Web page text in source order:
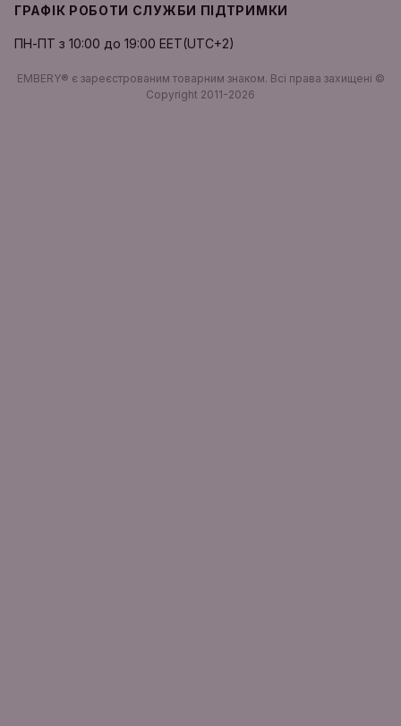
ГРАФІК РОБОТИ СЛУЖБИ ПІДТРИМКИ
ПН-ПТ з 10:00 до 19:00 EET(UTC+2)
EMBERY® є зареєстрованим товарним знаком. Всі права захищені ©
Copyright 2011-2026